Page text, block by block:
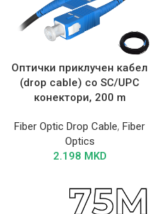
Оптички приклучен кабел
(drop cable) со SC/UPC
конектори, 200 m
Fiber Optic Drop Cable, Fiber
Optics
2.198 MKD